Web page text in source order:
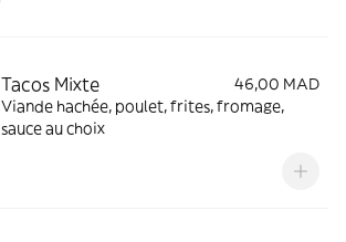
Tacos Mixte
46,00 MAD
Viande hachée, poulet, frites, fromage,
sauce au choix